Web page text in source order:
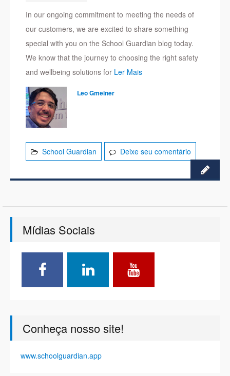
In our ongoing commitment to meeting the needs of
our customers, we are excited to share something
special with you on the School Guardian blog today.
We know that the journey to choosing the right safety
and wellbeing solutions for Ler Mais
Leo Gmeiner
School Guardian Deixe seu comentário
Mídias Sociais
Conheça nosso site!
www.schoolguardian.app